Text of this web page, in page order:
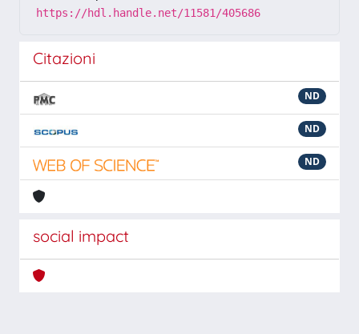
https://hdl.handle.net/11581/405686
Citazioni
ND
ND
ND
social impact